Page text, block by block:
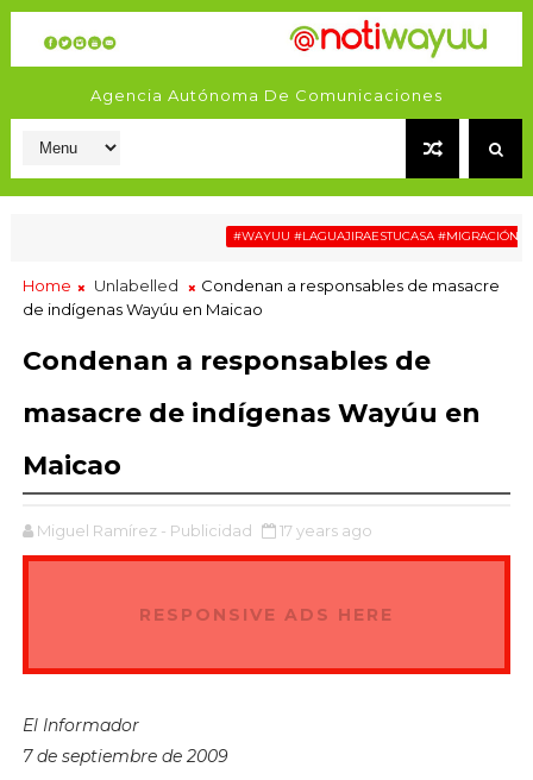
Agencia Autónoma De Comunicaciones
#WAYUU #LAGUAJIRAESTUCASA #MIGRACIÓN
Home Unlabelled
Condenan a responsables de masacre
de indígenas Wayúu en Maicao
Condenan a responsables de
masacre de indígenas Wayúu en
Maicao
Miguel Ramírez - Publicidad 17 years ago
RESPONSIVE ADS HERE
El Informador
7 de septiembre de 2009